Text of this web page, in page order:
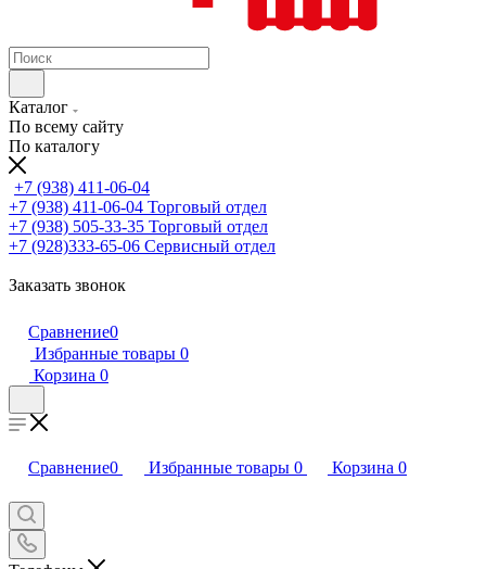
Каталог
По всему сайту
По каталогу
+7 (938) 411-06-04
+7 (938) 411-06-04 Торговый отдел
+7 (938) 505-33-35 Торговый отдел
+7 (928)333-65-06 Сервисный отдел
Заказать звонок
Сравнение0
Избранные товары 0
Корзина 0
Сравнение0 Избранные товары 0 Корзина 0